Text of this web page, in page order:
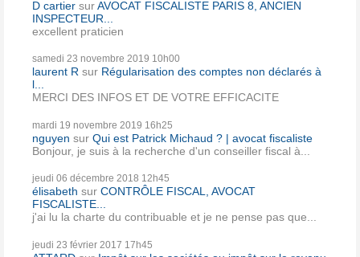
D cartier surAVOCAT FISCALISTE PARIS 8, ANCIEN
INSPECTEUR...
excellent praticien
samedi 23 novembre 2019 10h00
laurent R sur Régularisation des comptes non déclarés à
l...
MERCI DES INFOS ET DE VOTRE EFFICACITE
mardi 19 novembre 2019 16h25
nguyen sur Qui est Patrick Michaud ? | avocat fiscaliste
Bonjour, je suis à la recherche d'un conseiller fiscal à...
jeudi 06 décembre 2018 12h45
élisabeth sur CONTRÔLE FISCAL, AVOCAT
FISCALISTE...
j'ai lu la charte du contribuable et je ne pense pas que...
jeudi 23 février 2017 17h45